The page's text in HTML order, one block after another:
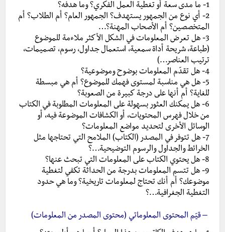
1- ما مدى سعة أو تغطية العمل الفكري؟ وما هدفه؟
2- أي نوع من الجمهور يستهدف؟ الجمهور العام؟ أم الطلاب؟ أم
المتخصصين؟ أم الأصحاب المهنة؟…
3- هل تعرض المعلومات في الشكل الأكثر ملاءمة للموضوع
(طباعة، شريحة أداة سمعية، استعمال جداول، رسوم، تصميمات،
ترتيب العناصر…)
4- هل تقدّم المعلومات بوضوح وموضوعية؟
5- هل هي مناسبة لمستوى فهمك للموضوع؟ أم هي مبسطة
للغاية؟ أم أنها على درجة كبيرة من الصعوبة؟
6- هل يمكنك العثور بسهولة على المعلومات المطلوبة في الكتاب
من خلال فهرس المحتويات، أو الكشافات الموضوعة فيه، أو
الوسائل الأخرى لتحديد مواضع المعلومات؟
7- هل تتوفر في المصدر (الكتاب) الملامح التي تحتاجها مثل
الخرائط والجداول والرسوم التوضيحية…؟
8- هل يحتوي الكتاب على المعلومات التي تبحث عنها؟
9- هل تتسم المعلومات بدرجة من الحداثة تكفي لتغطية
موضوعك؟ أم أنك تحتاج لمعلومات تاريخية؟ وما هي حدود
التغطية الجغرافية…؟
– قيّم المحتوى المعلوماتي (محتوى المصدر من المعلومات)